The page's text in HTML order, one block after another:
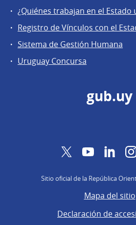
¿Quiénes trabajan en el Estado
Registro de Vínculos con el
Sistema de Gestión Humana
Uruguay Concursa
gub.uy
TwitterYouTube
Sitio oficial de la República
Mapa del sitio
Declaración de